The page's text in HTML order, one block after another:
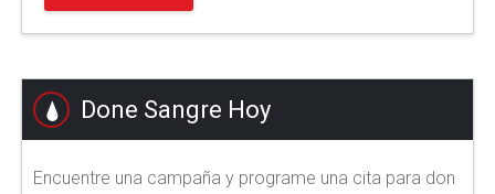
Done Sangre Hoy
Encuentre una campaña y programe una cita para don